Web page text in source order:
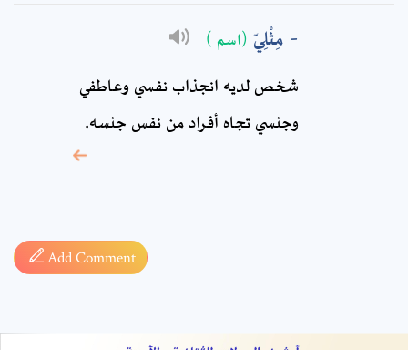
مِثْلِيّ (اسم )
شخص لديه انجذاب نفسي وعاطفي
وجنسي تجاه أفراد من نفس جنسه.
Add Comment